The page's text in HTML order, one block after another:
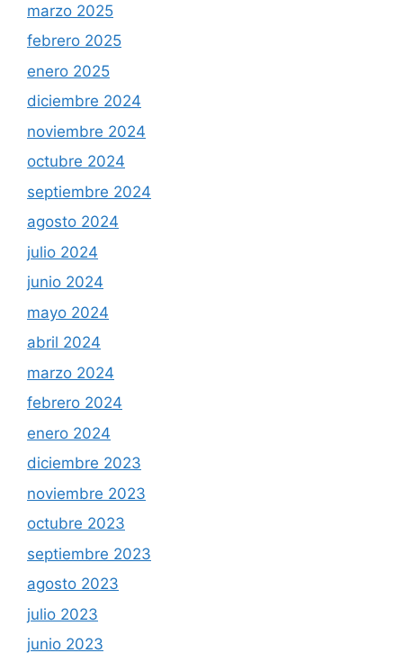
marzo 2025
febrero 2025
enero 2025
diciembre 2024
noviembre 2024
octubre 2024
septiembre 2024
agosto 2024
julio 2024
junio 2024
mayo 2024
abril 2024
marzo 2024
febrero 2024
enero 2024
diciembre 2023
noviembre 2023
octubre 2023
septiembre 2023
agosto 2023
julio 2023
junio 2023